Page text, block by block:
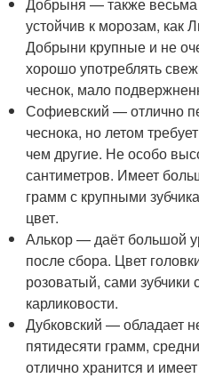
устойчив к морозам, как
Добрыни крупные и не
хорошо употреблять
чеснок, мало
Софиевский — отлично
чеснока, но летом
чем другие. Не особо
сантиметров. Имеет
грамм с крупными
цвет.
Алькор — даёт большой
после сбора. Цвет
розоватый, сами
карликовости.
Дубковский — обладает
пятидесяти грамм,
отлично хранится и